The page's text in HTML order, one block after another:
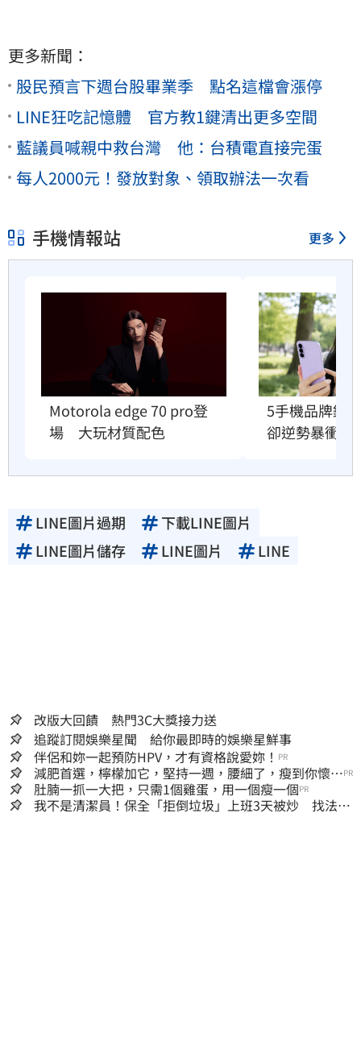
更多新聞：
股民預言下週台股畢業季 點名這檔會漲停
LINE狂吃記憶體 官方教1鍵清出更多空間
藍議員喊親中救台灣 他：台積電直接完蛋
每人2000元！發放對象、領取辦法一次看
手機情報站 更多
Motorola edge 70 pro登
場　大玩材質配色
5手機品牌銷
卻逆勢暴衝
LINE圖片過期
下載LINE圖片
LINE圖片儲存
LINE圖片 LINE
改版大回饋 熱門3C大獎接力送
追蹤訂閱娛樂星聞 給你最即時的娛樂星鮮事
伴侶和妳一起預防HPV，才有資格說愛妳！ PR
減肥首選，檸檬加它，堅持一週，腰細了，瘦到你懷疑
人生
PR
肚腩一抓一大把，只需1個雞蛋，用一個瘦一個PR
我不是清潔員！保全「拒倒垃圾」上班3天被炒 找法院